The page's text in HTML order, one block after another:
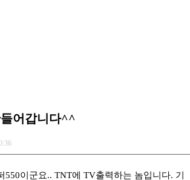
어갑니다^^
550이군요.. TNT에 TV출력하는 놈입니다. 기